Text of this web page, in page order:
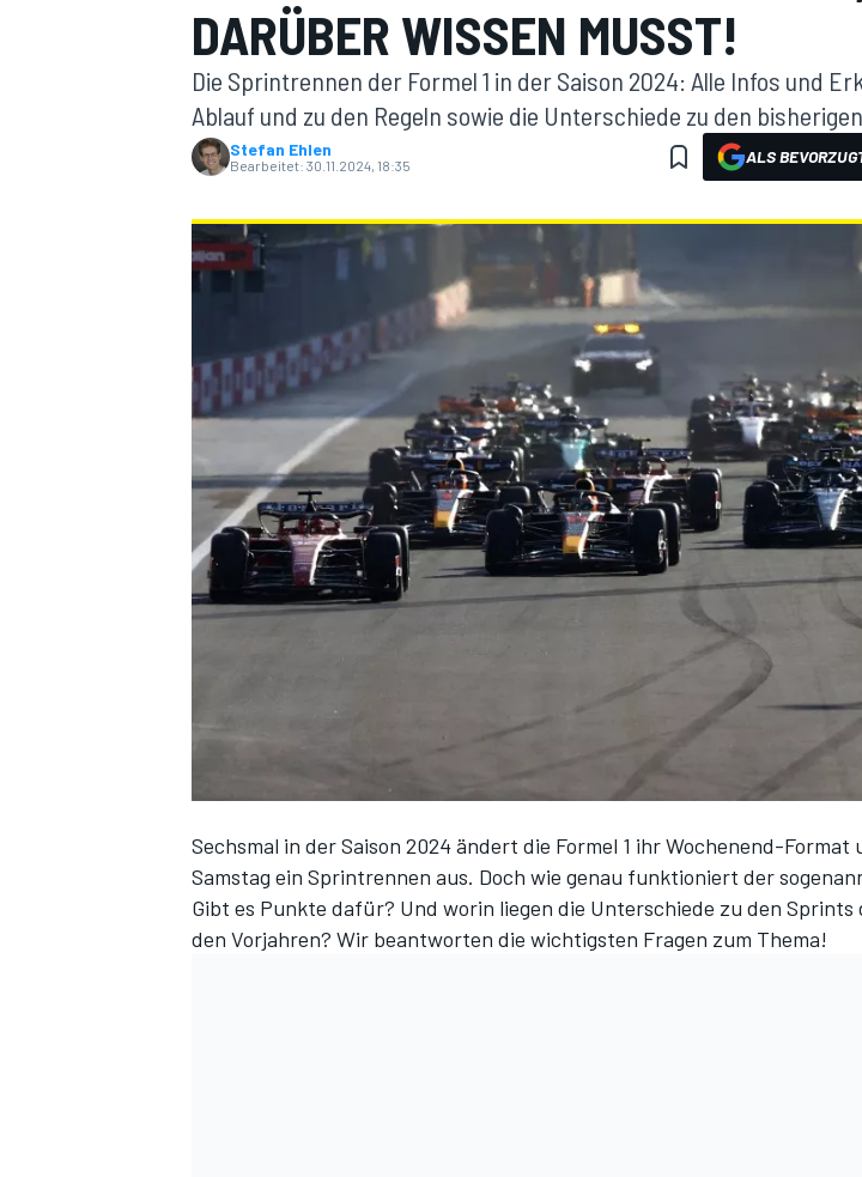
MOTOGP
DARÜBER WISSEN MUSST!
Die Sprintrennen der Formel 1 in der Saison 2024: Alle Infos und
Ablauf und zu den Regeln sowie die Unterschiede zu den
Stefan Ehlen
Bearbeitet: 30.11.2024, 18:35 ALS
Sechsmal in derSaison 2024ändert die Formel 1 ihr Wochenend-Format
Samstag ein Sprintrennen aus. Doch wie genau funktioniert der
Gibt es Punkte dafür? Und worin liegen die Unterschiede zu den Sprints
den Vorjahren? Wir beantworten die wichtigsten Fragen zum Thema!